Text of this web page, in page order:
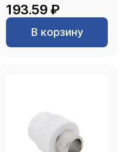
193.59 ₽
В корзину